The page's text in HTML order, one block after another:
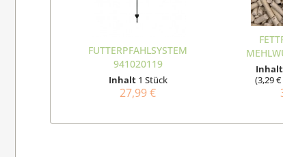
FUTTERPFAHLSYSTEM
941020119
Inhalt 1 Stück
27,99 €
Inhalt
(3,29